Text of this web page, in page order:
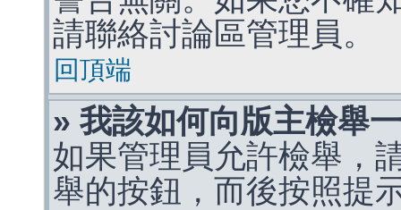
請聯絡討論區管理員。
回頂端
» 我該如何向版主檢舉
如果管理員允許檢舉，
舉的按鈕，而後按照提